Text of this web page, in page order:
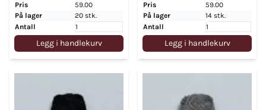
Pris
59.00
På lager
20 stk.
Antall
Legg i handlekurv
Pris
59.00
På lager
14 stk.
Antall
Legg i handlekurv